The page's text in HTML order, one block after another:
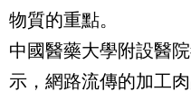
物質的重點。
中國醫藥大學附設醫
示，網路流傳的加工